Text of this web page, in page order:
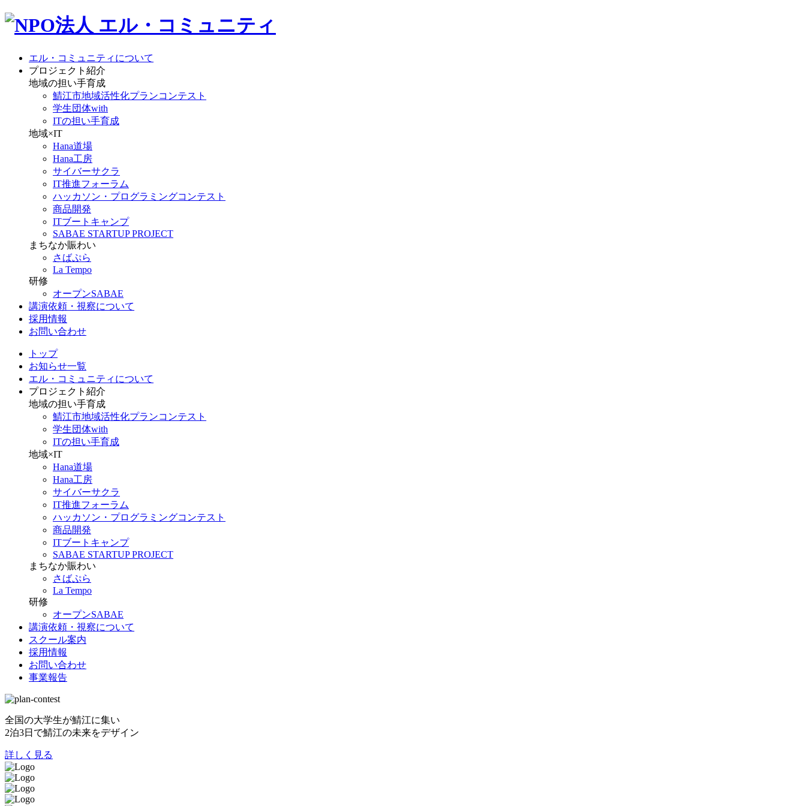
エル・コミュニティについて
プロジェクト紹介
地域の担い手育成
鯖江市地域活性化プランコンテスト
学生団体with
ITの担い手育成
地域×IT
Hana道場
Hana工房
サイバーサクラ
IT推進フォーラム
ハッカソン・プログラミングコンテスト
商品開発
ITブートキャンプ
SABAE STARTUP PROJECT
まちなか賑わい
さばぷら
La Tempo
研修
オープンSABAE
講演依頼・視察について
採用情報
お問い合わせ
トップ
お知らせ一覧
エル・コミュニティについて
プロジェクト紹介
地域の担い手育成
鯖江市地域活性化プランコンテスト
学生団体with
ITの担い手育成
地域×IT
Hana道場
Hana工房
サイバーサクラ
IT推進フォーラム
ハッカソン・プログラミングコンテスト
商品開発
ITブートキャンプ
SABAE STARTUP PROJECT
まちなか賑わい
さばぷら
La Tempo
研修
オープンSABAE
講演依頼・視察について
スクール案内
採用情報
お問い合わせ
事業報告
全国の大学生が鯖江に集い
2泊3日で鯖江の未来をデザイン
詳しく見る